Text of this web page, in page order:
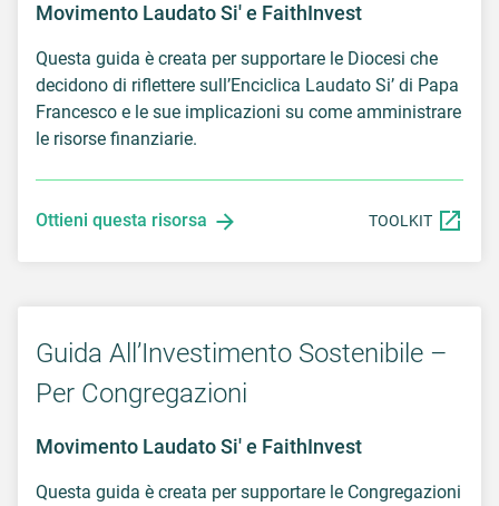
Movimento Laudato Si' e FaithInvest
Questa guida è creata per supportare le Diocesi che
decidono di riflettere sull’Enciclica Laudato Si’ di Papa
Francesco e le sue implicazioni su come amministrare
le risorse finanziarie.
Ottieni questa risorsa TOOLKIT
Guida All’Investimento Sostenibile –
Per Congregazioni
Movimento Laudato Si' e FaithInvest
Questa guida è creata per supportare le Congregazioni